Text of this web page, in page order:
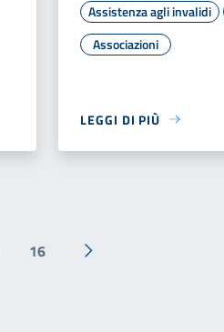
Assistenza agli invalidi
Associazioni
LEGGI DI PIÙ
16
Pagina successiva